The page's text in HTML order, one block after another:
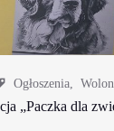
Ogłoszenia,
„Paczka dla